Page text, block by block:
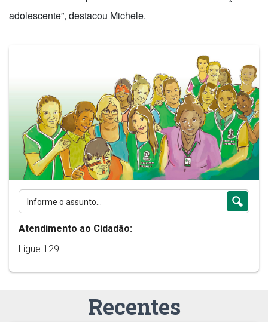
adolescente”, destacou Michele.
Atendimento ao Cidadão:
Ligue 129
Recentes